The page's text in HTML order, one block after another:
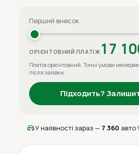
Перший внесок
ОРІЄНТОВНИЙ ПЛАТІЖ 17
Платіж орієнтовний. Точні умови
після заявки.
Підходить?
У наявності зараз — 7 360 авто